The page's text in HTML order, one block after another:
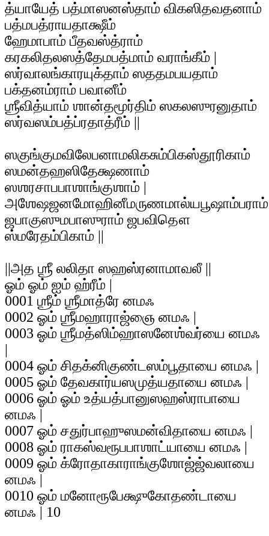
த்யாயேத் பத்மாஸனஸ்தாம் விகஸிதவதனாம்
பத்மபத்ராயதாக்ஷீம்
ஹேமாபாம் பீதவஸ்த்ராம்
கரகலிதலஸத்தேமபத்மாம் வராங்கீம் |
ஸர்வாலங்காரயுக்தாம் ஸததமபயதாம்
பக்தனம்ராம் பவானீம்
ஶ்ரீவித்யாம் ஶான்தமூர்திம் ஸகலஸுரனுதாம்
ஸர்வஸம்பத்ப்ரதாத்ரீம் ||
ஸகுங்குமவிலேபனாமலிகசும்பிகஸ்தூரிகாம்
ஸமன்தஹஸிதேக்ஷணாம்
ஸஶரசாபபாஶாங்குஶாம் |
அஶேஷஜனமோஹினீமருணமால்யபூஷாம்பராம்
ஜபாகுஸுமபாஸுராம் ஜபவிதௌ
ஸ்மரேதம்பிகாம் ||
||அத ஶ்ரீ லலிதா ஸஹஸ்ரனாமாவலீ ||
ஓம் ஓம் ஐம் ஹ்ரீம் |
0001 ஶ்ரீம் ஶ்ரீமாத்ரே னமஃ
0002 ஓம் ஶ்ரீமஹாராஜ்ஞை னமஃ |
0003 ஓம் ஶ்ரீமத்ஸிம்ஹாஸனேஶ்வர்யை னமஃ
|
0004 ஓம் சிதக்னிகுண்டஸம்பூதாயை னமஃ |
0005 ஓம் தேவகார்யஸமுத்யதாயை னமஃ |
0006 ஓம் ஓம் உத்யத்பானுஸஹஸ்ராபாயை
னமஃ |
0007 ஓம் சதுர்பாஹுஸமன்விதாயை னமஃ |
0008 ஓம் ராகஸ்வரூபபாஶாட்யாயை னமஃ |
0009 ஓம் க்ரோதாகாராங்குஶோஜ்ஜ்வலாயை
னமஃ |
0010 ஓம் மனோரூபேக்ஷுகோதண்டாயை
னமஃ | 10